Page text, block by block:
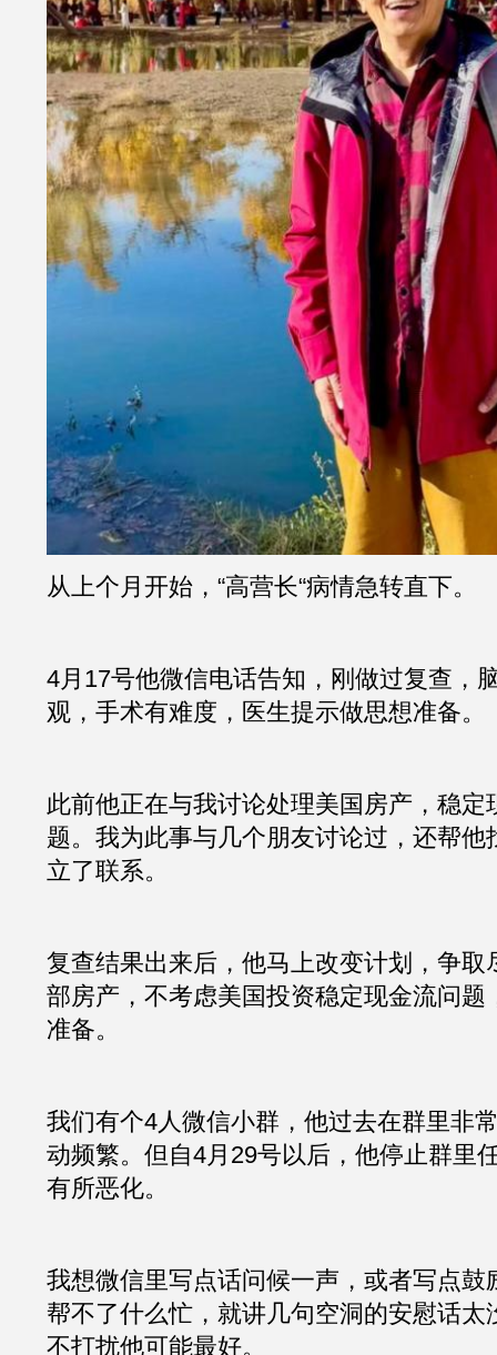
从上个月开始，“高营长“病情急转直下。
4月17号他微信电话告知，刚做过复查，
观，手术有难度，医生提示做思想准备。
此前他正在与我讨论处理美国房产，稳定
题。我为此事与几个朋友讨论过，还帮他
立了联系。
复查结果出来后，他马上改变计划，争取
部房产，不考虑美国投资稳定现金流问题
准备。
我们有个4人微信小群，他过去在群里非
动频繁。但自4月29号以后，他停止群里
有所恶化。
我想微信里写点话问候一声，或者写点鼓
帮不了什么忙，就讲几句空洞的安慰话太
不打扰他可能最好。